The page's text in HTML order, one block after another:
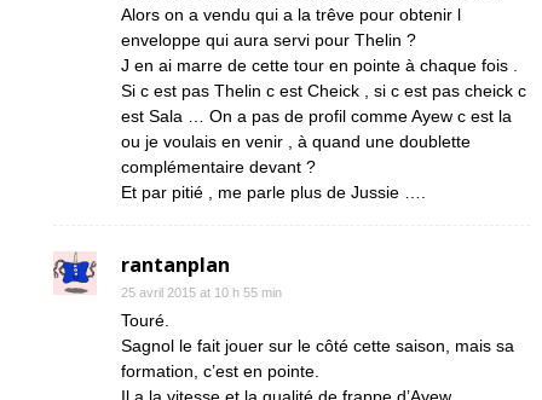
Alors on a vendu qui a la trêve pour obtenir l
enveloppe qui aura servi pour Thelin ?
J en ai marre de cette tour en pointe à chaque fois .
Si c est pas Thelin c est Cheick , si c est pas cheick c
est Sala … On a pas de profil comme Ayew c est la
ou je voulais en venir , à quand une doublette
complémentaire devant ?
Et par pitié , me parle plus de Jussie ….
rantanplan
25 avril 2015 at 10 h 55 min
Touré.
Sagnol le fait jouer sur le côté cette saison, mais sa
formation, c’est en pointe.